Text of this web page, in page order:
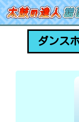
ダンス